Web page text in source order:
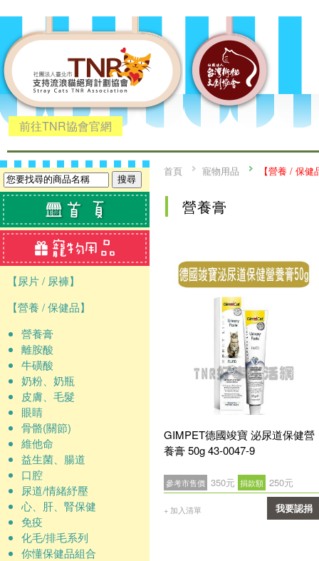
前往TNR協會官網
【尿片 / 尿褲】
【營養 / 保健品】
營養膏
離胺酸
牛磺酸
奶粉、奶瓶
皮膚、毛髮
眼睛
骨骼(關節)
維他命
益生菌、腸道
口腔
尿道/情緒紓壓
心、肝、腎保健
免疫
化毛/排毛系列
你懂保健品組合
首頁 寵物用品 【營養 / 保健
營養膏
GIMPET德國竣寶 泌尿道保健營
養膏 50g 43-0047-9
參考市售價 350元 捐款額 250元
+ 加入清單 我要認捐